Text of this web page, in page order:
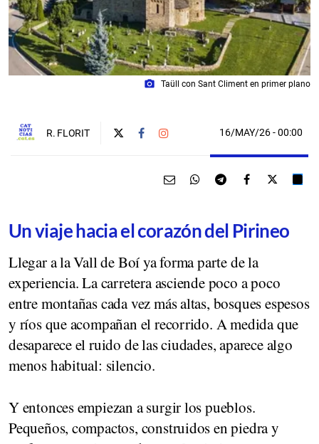
photo_camera Taüll con Sant Climent en primer plano
R. FLORIT 16/MAY/26- 00:00
Un viaje hacia el corazón del Pirineo
Llegar a la Vall de Boí ya forma parte de la
experiencia. La carretera asciende poco a poco
entre montañas cada vez más altas, bosques espesos
y ríos que acompañan el recorrido. A medida que
desaparece el ruido de las ciudades, aparece algo
menos habitual: silencio.
Y entonces empiezan a surgir los pueblos.
Pequeños, compactos, construidos en piedra y